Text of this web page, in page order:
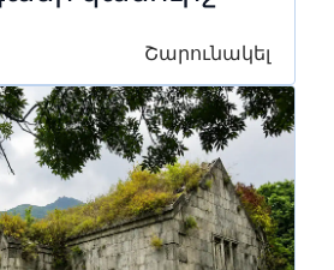
Շարունակել